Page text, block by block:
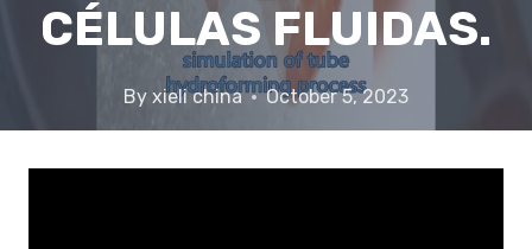
CÉLULAS FLUIDAS.
By xieli china October 5, 2023